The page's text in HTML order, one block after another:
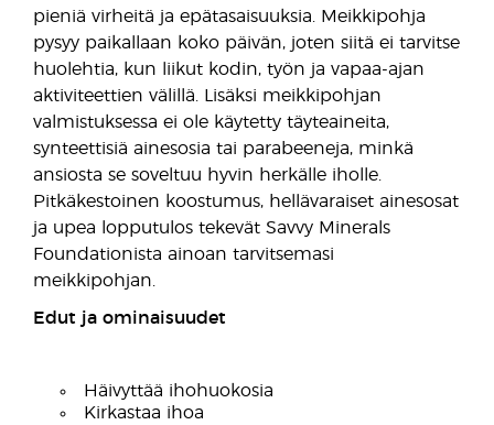
pieniä virheitä ja epätasaisuuksia. Meikkipohja
pysyy paikallaan koko päivän, joten siitä ei tarvitse
huolehtia, kun liikut kodin, työn ja vapaa-ajan
aktiviteettien välillä. Lisäksi meikkipohjan
valmistuksessa ei ole käytetty täyteaineita,
synteettisiä ainesosia tai parabeeneja, minkä
ansiosta se soveltuu hyvin herkälle iholle.
Pitkäkestoinen koostumus, hellävaraiset ainesosat
ja upea lopputulos tekevät Savvy Minerals
Foundationista ainoan tarvitsemasi
meikkipohjan.
Edut ja ominaisuudet
Häivyttää ihohuokosia
Kirkastaa ihoa